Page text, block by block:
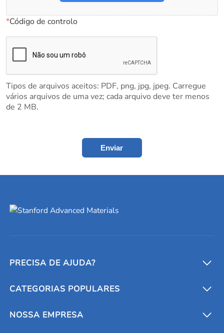
*Código de controlo
Tipos de arquivos aceitos: PDF, png, jpg, jpeg. Carregue
vários arquivos de uma vez; cada arquivo deve ter menos
de 2 MB.
Enviar
PRECISA DE AJUDA?
Conversores e calculadoras
Entre em contato conosco
CATEGORIAS POPULARES
Metais refratários
NOSSA EMPRESA